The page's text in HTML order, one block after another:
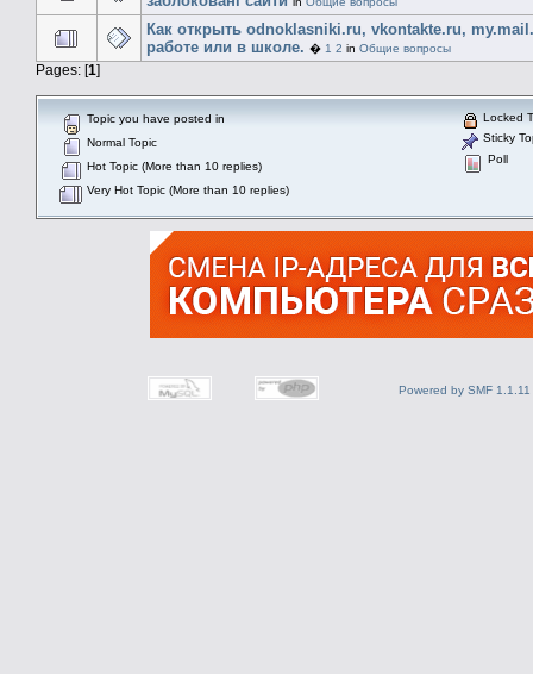
Как открыть odnoklasniki.ru, vkontakte.ru,
работе или в школе. � 1 2 in Общие вопросы
Pages: [1]
Topic you have posted in
Normal Topic
Hot Topic (More than 10 replies)
Very Hot Topic (More than 10 replies)
Locked
Sticky
Poll
Powered by SMF 1.1.11